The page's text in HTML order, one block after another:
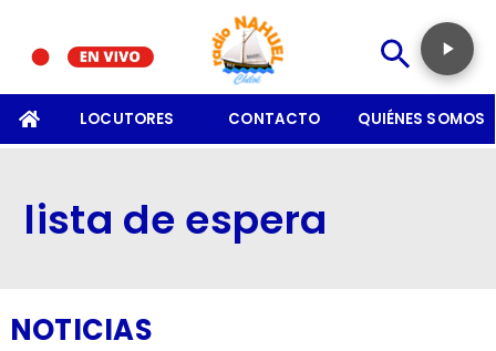
LOCUTORES CONTACTO QUIÉNES SOMOS
lista de espera
NOTICIAS